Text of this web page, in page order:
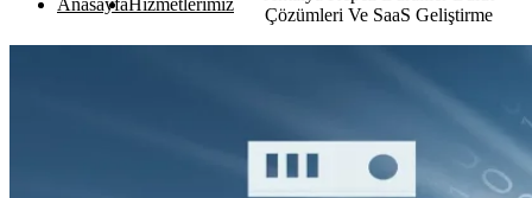
Çözümleri Ve SaaS Geliştirme